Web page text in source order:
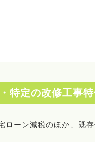
特定の改修工事
ローン減税のほか、既